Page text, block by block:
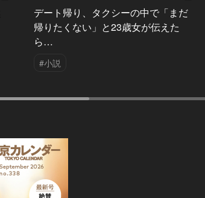
デート帰り、タクシーの中で「まだ
帰りたくない」と23歳女が伝えた
ら…
#小説